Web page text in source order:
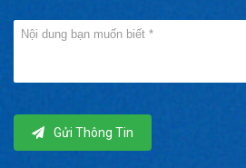
Gửi Thông Tin